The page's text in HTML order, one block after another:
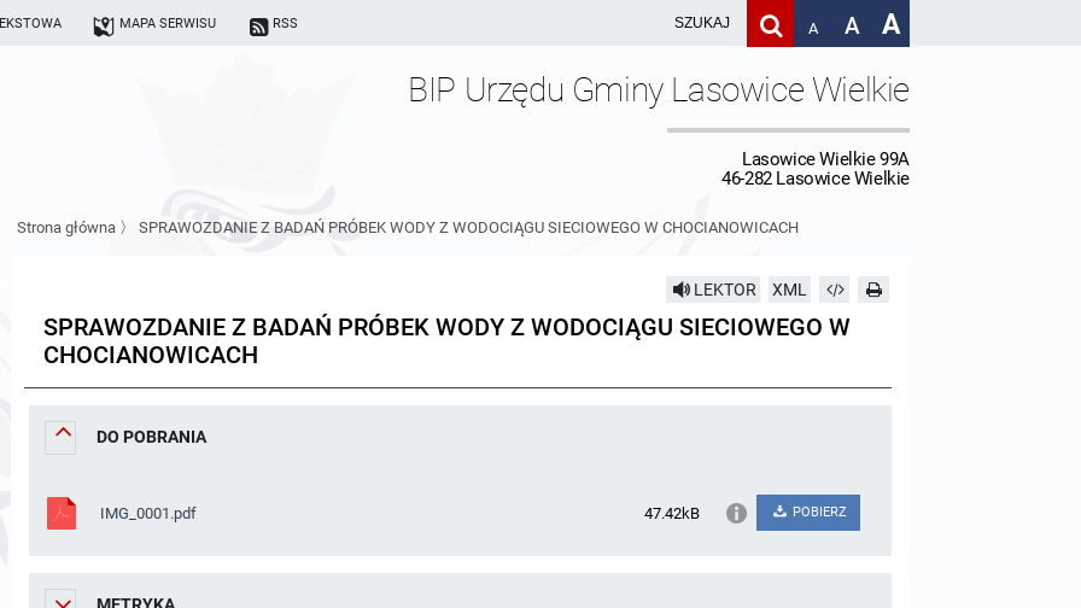
MAPA SERWISU RSS A A A
BIP Urzędu Gminy Lasowice Wielkie
Lasowice Wielkie 99A
46-282 Lasowice Wielkie
Strona główna 〉 SPRAWOZDANIE Z BADAŃ PRÓBEK WODY Z WODOCIĄGU SIECIOWEGO W CHOCIANOWICACH
LEKTOR XML
SPRAWOZDANIE Z BADAŃ PRÓBEK WODY Z WODOCIĄGU SIECIOWEGO W
CHOCIANOWICACH
DO POBRANIA
IMG_0001.pdf 47.42kB POBIERZ
METRYKA